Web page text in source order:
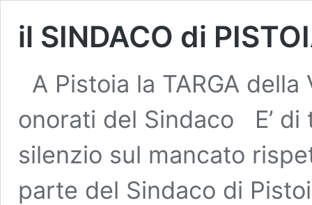
il SINDACO di
A Pistoia la TARGA
onorati del Sindaco E’ di
silenzio sul mancato
parte del Sindaco di